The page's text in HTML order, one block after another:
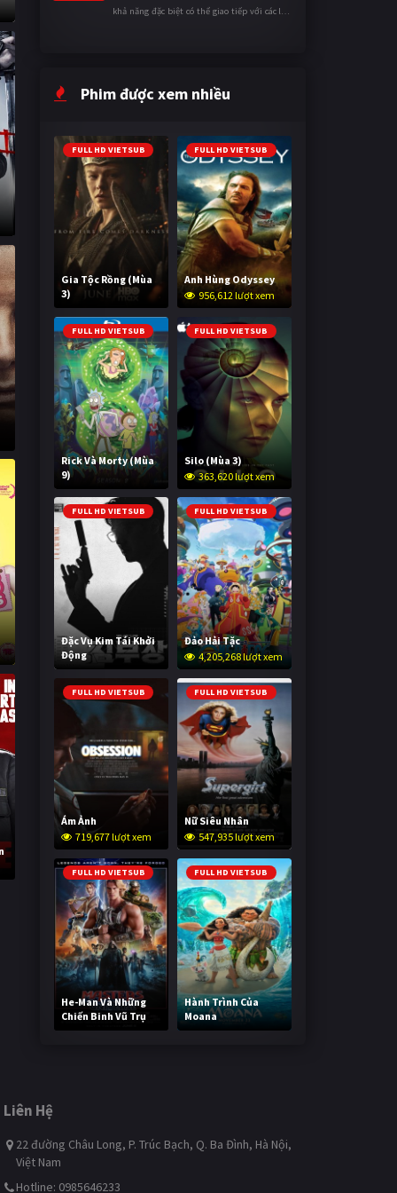
khả năng đặc biệt có thể giao tiếp với các loài
Phim được xem nhiều
FULL HD VIETSUB
Gia Tộc Rồng (Mùa
3)
2,022,495 lượt xem
FULL HD VIETSUB
Anh Hùng Odyssey
956,612 lượt xem
FULL HD VIETSUB
Rick Và Morty (Mùa
9)
2,996,972 lượt xem
FULL HD VIETSUB
Silo (Mùa 3)
363,620 lượt xem
FULL HD VIETSUB
Đặc Vụ Kim Tái Khởi
Động
595,957 lượt xem
FULL HD VIETSUB
Đảo Hải Tặc
4,205,268 lượt xem
FULL HD VIETSUB
Ám Ảnh
719,677 lượt xem
FULL HD VIETSUB
Nữ Siêu Nhân
547,935 lượt xem
FULL HD VIETSUB
He-Man Và Những
Chiến Binh Vũ Trụ
238,967 lượt xem
FULL HD VIETSUB
Hành Trình Của
Moana
490,321 lượt xem
Liên Hệ
22 đường Châu Long, P. Trúc Bạch, Q. Ba Đình, Hà Nội,
Việt Nam
Hotline: 0985646233